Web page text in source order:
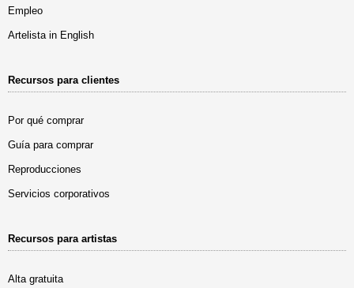
Empleo
Artelista in English
Recursos para clientes
Por qué comprar
Guía para comprar
Reproducciones
Servicios corporativos
Recursos para artistas
Alta gratuita